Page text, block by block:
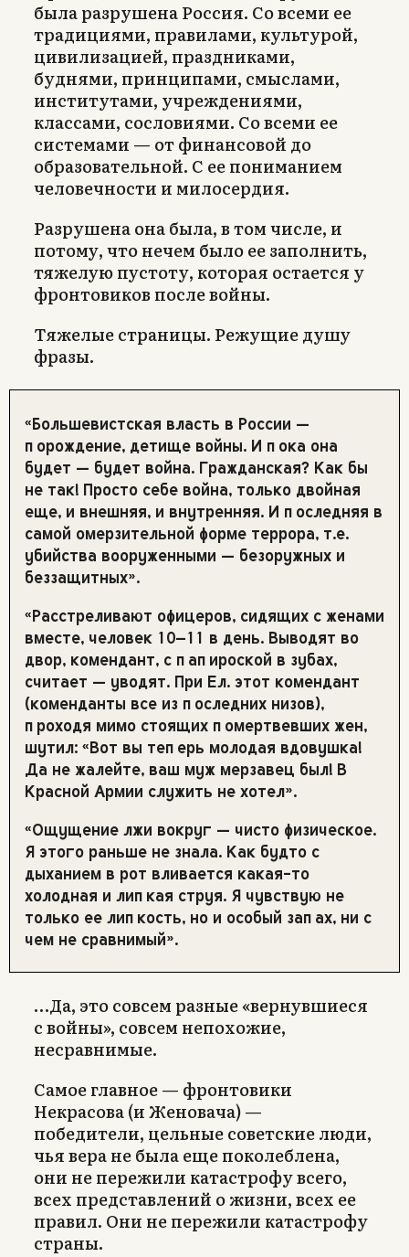
была разрушена Россия. Со всеми ее
традициями, правилами, культурой,
цивилизацией, праздниками,
буднями, принципами, смыслами,
институтами, учреждениями,
классами, сословиями. Со всеми ее
системами — от финансовой до
образовательной. С ее пониманием
человечности и милосердия.
Разрушена она была, в том числе, и
потому, что нечем было ее заполнить,
тяжелую пустоту, которая остается у
фронтовиков после войны.
Тяжелые страницы. Режущие душу
фразы.
«Большевистская власть в России —
порождение, детище войны. И пока она
будет — будет война. Гражданская? Как бы
не так! Просто себе война, только двойная
еще, и внешняя, и внутренняя. И последняя в
самой омерзительной форме террора, т.е.
убийства вооруженными — безоружных и
беззащитных».
«Расстреливают офицеров, сидящих с женами
вместе, человек 10–11 в день. Выводят во
двор, комендант, с папироской в зубах,
считает — уводят. При Ел. этот комендант
(коменданты все из последних низов),
проходя мимо стоящих помертвевших жен,
шутил: «Вот вы теперь молодая вдовушка!
Да не жалейте, ваш муж мерзавец был! В
Красной Армии служить не хотел».
«Ощущение лжи вокруг — чисто физическое.
Я этого раньше не знала. Как будто с
дыханием в рот вливается какая-то
холодная и липкая струя. Я чувствую не
только ее липкость, но и особый запах, ни с
чем не сравнимый».
…Да, это совсем разные «вернувшиеся
с войны», совсем непохожие,
несравнимые.
Самое главное — фронтовики
Некрасова (и Женовача) —
победители, цельные советские люди,
чья вера не была еще поколеблена,
они не пережили катастрофу всего,
всех представлений о жизни, всех ее
правил. Они не пережили катастрофу
страны.